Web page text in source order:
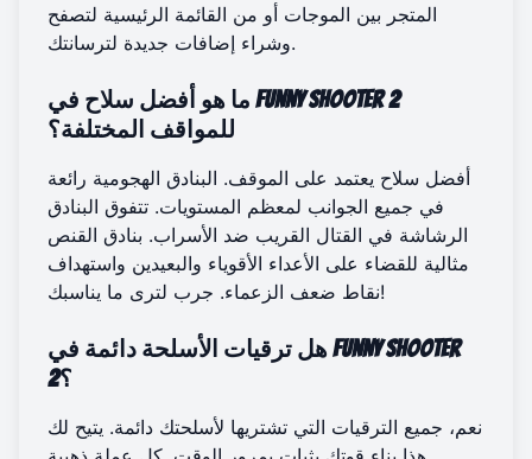
المتجر بين الموجات أو من القائمة الرئيسية لتصفح
وشراء إضافات جديدة لترسانتك.
ما هو أفضل سلاح في Funny Shooter 2
للمواقف المختلفة؟
أفضل سلاح يعتمد على الموقف. البنادق الهجومية رائعة
في جميع الجوانب لمعظم المستويات. تتفوق البنادق
الرشاشة في القتال القريب ضد الأسراب. بنادق القنص
مثالية للقضاء على الأعداء الأقوياء والبعيدين واستهداف
نقاط ضعف الزعماء. جرب لترى ما يناسبك!
هل ترقيات الأسلحة دائمة في Funny Shooter
2؟
نعم، جميع الترقيات التي تشتريها لأسلحتك دائمة. يتيح لك